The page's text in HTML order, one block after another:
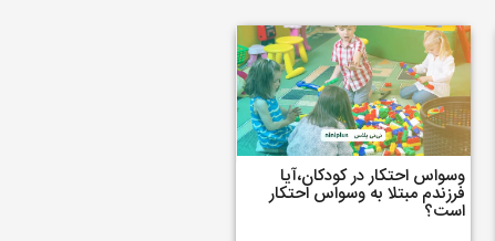
وسواس احتکار در کودکان،آیا
فرزندم مبتلا به وسواس احتکار
است؟